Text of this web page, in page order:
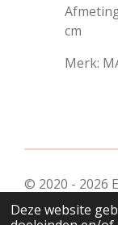
Deze website
cm
Merk:
© 2020 - 2026
geschenkjes